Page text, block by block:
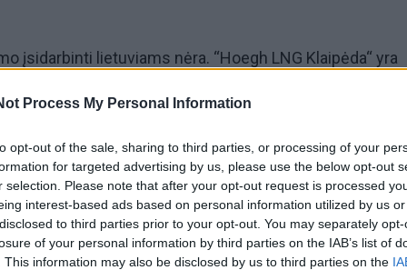
Process My Personal Information
opt-out of the sale, sharing to third parties, or processing of your
for targeted advertising by us, please use the below opt-out
selection. Please note that after your opt-out request is processed
interest-based ads based on personal information utilized by us
to third parties prior to your opt-out. You may separately
of your personal information by third parties on the IAB’s list of
This information may also be disclosed by us to third parties on the
įsidarbinti lietuviams nėra. “Hoegh LNG Klaipėda“ yra
todėl, kad pagal jos reikalavimus mes esame
kad esi dujų tanklaivio kapitonas. Kompanija yra
kiekvienai pareigybei siauroje, sakykime, gamtinių
kapitonas turi turėti trejus metus gryno
- sako kapitonas Rimvydas Pilitauskas.